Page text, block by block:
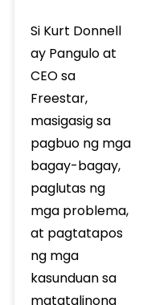
Si Kurt Donnell
ay Pangulo at
CEO sa
Freestar,
masigasig sa
pagbuo ng mga
bagay-bagay,
paglutas ng
mga problema,
at pagtatapos
ng mga
kasunduan sa
matatalinong